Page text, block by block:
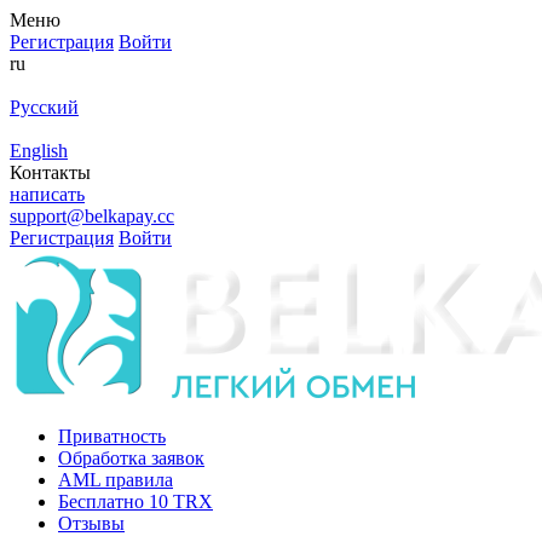
Меню
Регистрация Войти
ru
Русский
English
Контакты
написать
support@belkapay.cc
Регистрация Войти
Приватность
Обработка заявок
AML правила
Бесплатно 10 TRX
Отзывы